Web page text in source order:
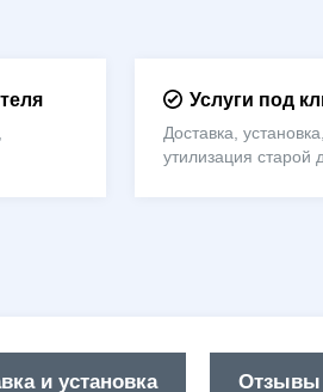
Услуги под
Доставка,
утилизация старой
и установка Отзывы